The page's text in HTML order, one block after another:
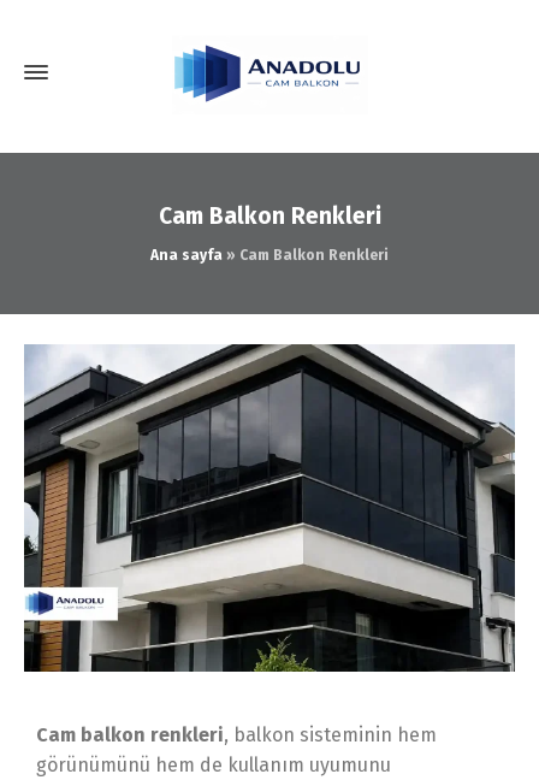
Cam Balkon Renkleri
Ana sayfa » Cam Balkon Renkleri
Cam balkon renkleri, balkon sisteminin hem
görünümünü hem de kullanım uyumunu